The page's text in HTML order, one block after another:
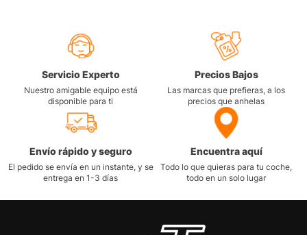
Servicio Experto
Nuestro amigable equipo está
disponible para ti
Precios Bajos
Las marcas que prefieras, a los
precios que anhelas
Envío rápido y seguro
El pedido se envía en un instante, y se
entrega en 1-3 días
Encuentra aquí
Todo lo que quieras para tu coche,
todo en un solo lugar